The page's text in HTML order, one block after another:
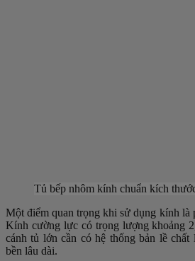
Tủ bếp nhôm kính chuẩn kích
Một điểm quan trọng khi sử dụng kính là
Kính cường lực có trọng lượng khoảng
cánh tủ lớn cần có hệ thống bản lề chất
bền lâu dài.